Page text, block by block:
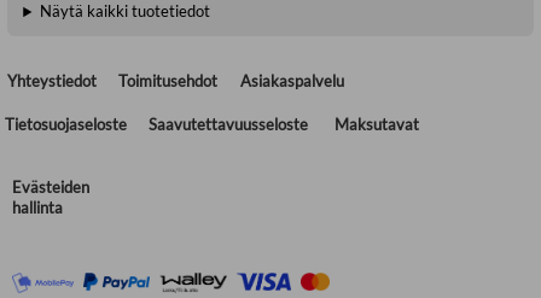
Näytä kaikki tuotetiedot
Yhteystiedot Toimitusehdot Asiakaspalvelu
Tietosuojaseloste Saavutettavuusseloste Maksutavat
Evästeiden
hallinta